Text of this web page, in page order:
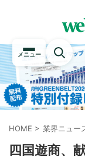
メニュー
HOME > 業界ニュー
四国遊商、